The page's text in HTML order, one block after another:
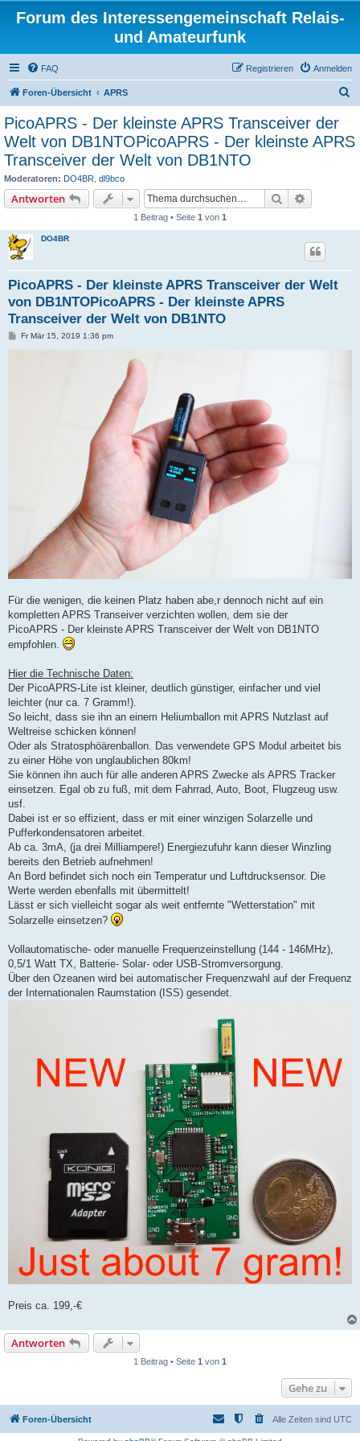
Forum des Interessengemeinschaft Relais-
und Amateurfunk
FAQ Anmelden
Registrieren
Foren-Übersicht APRS
h
PicoAPRS - Der kleinste APRS Transceiver der
Welt von DB1NTOPicoAPRS - Der kleinste APRS
Transceiver der Welt von DB1NTO
Moderatoren: DO4BR dl9bco
Antworten Suche
1 Beitrag • Seite 1 von 1
DO4BR
PicoAPRS - Der kleinste APRS Transceiver der Welt
von DB1NTOPicoAPRS - Der kleinste APRS
Transceiver der Welt von DB1NTO
BFr Mär 15, 2019 1:36 pm
Für die wenigen, die keinen Platz haben abe,r dennoch nicht auf ein
kompletten APRS Transeiver verzichten wollen, dem sie der
PicoAPRS - Der kleinste APRS Transceiver der Welt von DB1NTO
empfohlen.
Hier die Technische Daten:
Der PicoAPRS-Lite ist kleiner, deutlich günstiger, einfacher und viel
leichter (nur ca. 7 Gramm!).
So leicht, dass sie ihn an einem Heliumballon mit APRS Nutzlast auf
Weltreise schicken können!
Oder als Stratosphöärenballon. Das verwendete GPS Modul arbeitet bis
zu einer Höhe von unglaublichen 80km!
Sie können ihn auch für alle anderen APRS Zwecke als APRS Tracker
einsetzen. Egal ob zu fuß, mit dem Fahrrad, Auto, Boot, Flugzeug usw.
usf.
Dabei ist er so effizient, dass er mit einer winzigen Solarzelle und
Pufferkondensatoren arbeitet.
Ab ca. 3mA, (ja drei Milliampere!) Energiezufuhr kann dieser Winzling
bereits den Betrieb aufnehmen!
An Bord befindet sich noch ein Temperatur und Luftdrucksensor. Die
Werte werden ebenfalls mit übermittelt!
Lässt er sich vielleicht sogar als weit entfernte "Wetterstation" mit
Solarzelle einsetzen?
Vollautomatische- oder manuelle Frequenzeinstellung (144 - 146MHz),
0,5/1 Watt TX, Batterie- Solar- oder USB-Stromversorgung.
Über den Ozeanen wird bei automatischer Frequenzwahl auf der Frequenz
der Internationalen Raumstation (ISS) gesendet.
Preis ca. 199,-€
Antworten
1 Beitrag • Seite 1 von 1
Gehe zu
Foren-Übersicht Alle Zeiten sind UTC